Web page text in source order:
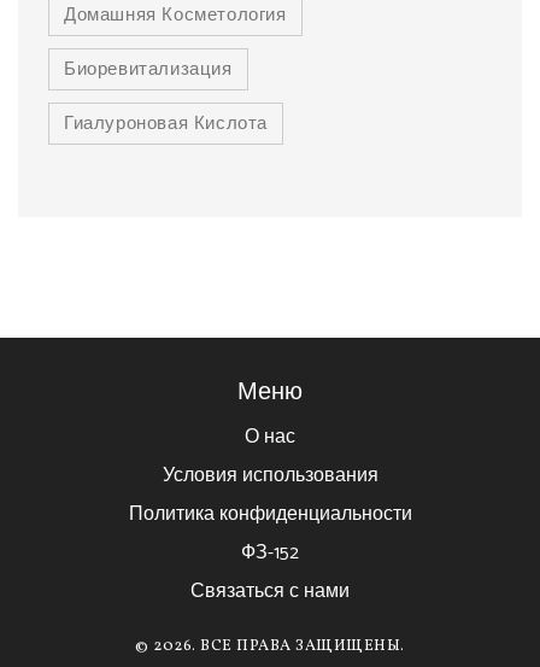
Домашняя Косметология
Биоревитализация
Гиалуроновая Кислота
Меню
О нас
Условия использования
Политика конфиденциальности
ФЗ-152
Связаться с нами
© 2026. ВСЕ ПРАВА ЗАЩИЩЕНЫ.